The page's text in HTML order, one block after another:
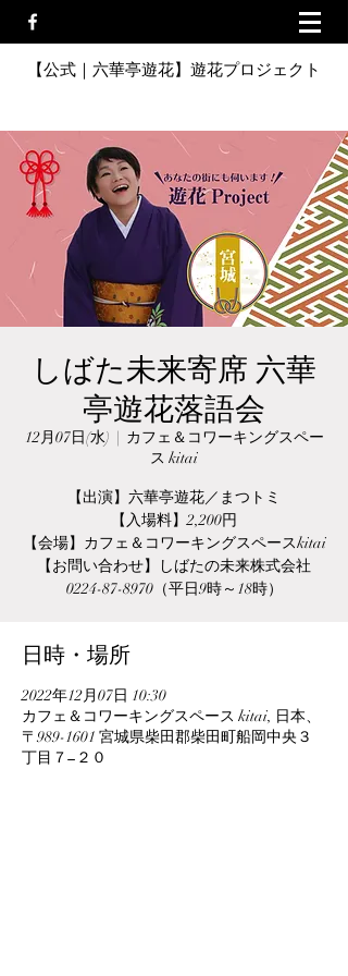
【公式｜六華亭遊花】遊花プロジェクト
しばた未来寄席 六華
亭遊花落語会
12月07日(水)
  |
カフェ＆コワーキングスペー
ス kitai
【出演】六華亭遊花／まつトミ
【入場料】2,200円
【会場】カフェ＆コワーキングスペースkitai
【お問い合わせ】しばたの未来株式会社
0224-87-8970（平日9時～18時）
日時・場所
2022年12月07日 10:30
カフェ＆コワーキングスペース kitai, 日本、
〒989-1601 宮城県柴田郡柴田町船岡中央３
丁目７−２０